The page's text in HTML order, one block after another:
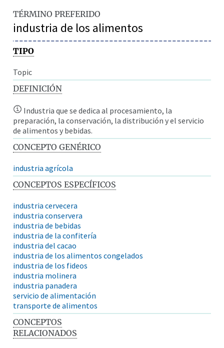
TÉRMINO PREFERIDO
industria de los alimentos
TIPO
Topic
DEFINICIÓN
Industria que se dedica al procesamiento, la
preparación, la conservación, la distribución y el servicio
de alimentos y bebidas.
CONCEPTO GENÉRICO
industria agrícola
CONCEPTOS ESPECÍFICOS
industria cervecera
industria conservera
industria de bebidas
industria de la confitería
industria del cacao
industria de los alimentos congelados
industria de los fideos
industria molinera
industria panadera
servicio de alimentación
transporte de alimentos
CONCEPTOS
RELACIONADOS